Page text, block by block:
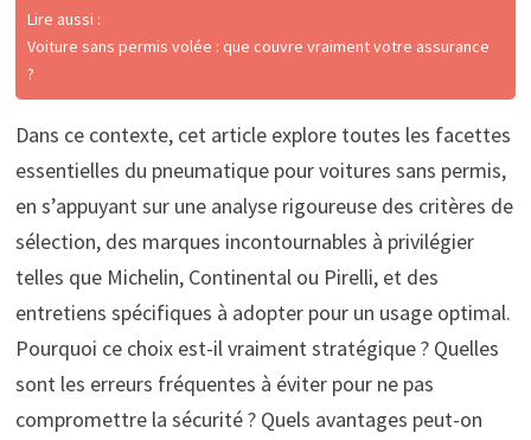
Lire aussi :
Voiture sans permis volée : que couvre vraiment votre assurance
?
Dans ce contexte, cet article explore toutes les facettes
essentielles du pneumatique pour voitures sans permis,
en s’appuyant sur une analyse rigoureuse des critères de
sélection, des marques incontournables à privilégier
telles que Michelin, Continental ou Pirelli, et des
entretiens spécifiques à adopter pour un usage optimal.
Pourquoi ce choix est-il vraiment stratégique ? Quelles
sont les erreurs fréquentes à éviter pour ne pas
compromettre la sécurité ? Quels avantages peut-on